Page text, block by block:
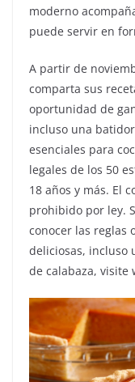
moderno
puede servir en
A partir de
comparta sus
oportunidad de
incluso una
esenciales para
legales de los 50
18 años y más. El
prohibido por ley.
conocer las reglas
deliciosas, incluso
de calabaza, visite